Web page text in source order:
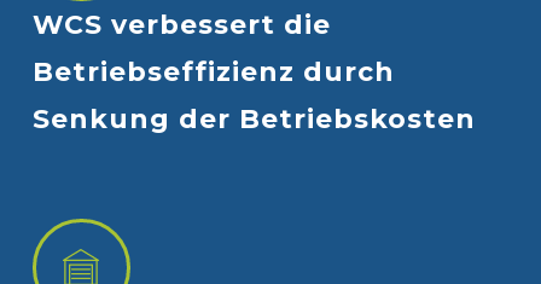
WCS verbessert die
Betriebseffizienz durch
Senkung der Betriebskosten